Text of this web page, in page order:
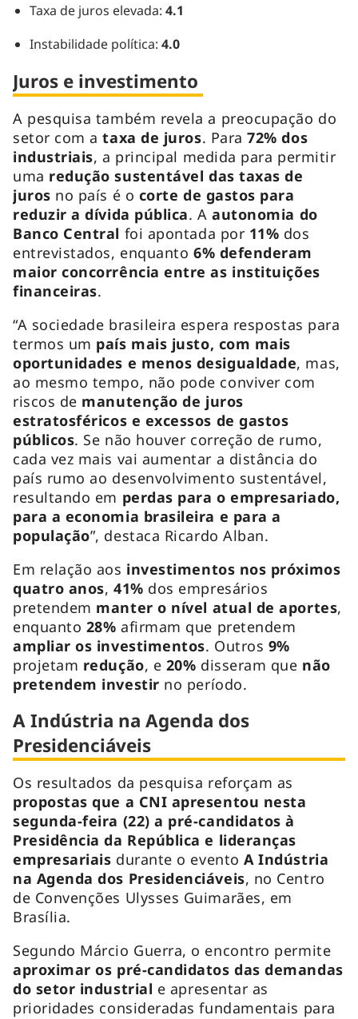
Taxa de juros elevada: 4.1
Instabilidade política: 4.0
Juros e investimento
A pesquisa também revela a preocupação do
setor com ataxa de juros. Para 72% dos
industriais, a principal medida para permitir
uma redução sustentável das taxas de
juros no país é o corte de gastos para
reduzir a dívida pública. A autonomia do
Banco Central foi apontada por 11% dos
entrevistados, enquanto 6% defenderam
maior concorrência entre as instituições
financeiras.
“A sociedade brasileira espera respostas para
termos um país mais justo, com mais
oportunidades e menos desigualdade, mas,
ao mesmo tempo, não pode conviver com
riscos de manutenção de juros
estratosféricos e excessos de gastos
públicos. Se não houver correção de rumo,
cada vez mais vai aumentar a distância do
país rumo ao desenvolvimento sustentável,
resultando em perdas para o empresariado,
para a economia brasileira e para a
população”, destaca Ricardo Alban.
Em relação aos investimentos nos próximos
quatro anos,41% dos empresários
pretendem manter o nível atual de aportes,
enquanto 28% afirmam que pretendem
ampliar os investimentos. Outros 9%
projetam redução, e 20% disseram que não
pretendem investir no período.
A Indústria na Agenda dos
Presidenciáveis
Os resultados da pesquisa reforçam as
propostas que a CNI apresentou nesta
segunda-feira (22) a pré-candidatos à
Presidência da República e lideranças
empresariais durante o evento A Indústria
na Agenda dos Presidenciáveis, no Centro
de Convenções Ulysses Guimarães, em
Brasília.
Segundo Márcio Guerra, o encontro permite
aproximar os pré-candidatos das demandas
do setor industrial e apresentar as
prioridades consideradas fundamentais para